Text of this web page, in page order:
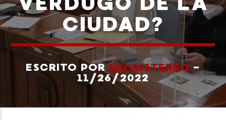
Neiva Estereo
CIUDAD?
ESCRITO PORNEIVASTEREO -
11/26/2022